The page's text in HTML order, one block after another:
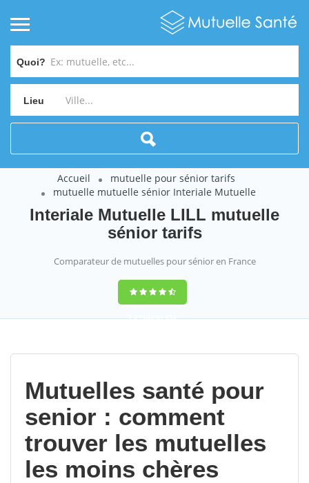
Quoi?
Lieu
Accueil
mutuelle pour sénior tarifs
mutuelle mutuelle sénior Interiale Mutuelle
Interiale Mutuelle LILL mutuelle
sénior tarifs
Comparateur de mutuelles pour sénior en France
9,2(100%)452
Mutuelles santé pour
senior : comment
trouver les mutuelles
les moins chères